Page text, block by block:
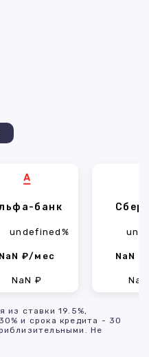
банк
undefined%
NaN ₽/мес
NaN ₽
NaN
из ставки 19.5%,
и срока кредита - 30
Не